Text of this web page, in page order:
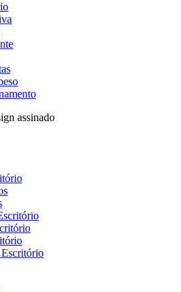
assinado
Escritório